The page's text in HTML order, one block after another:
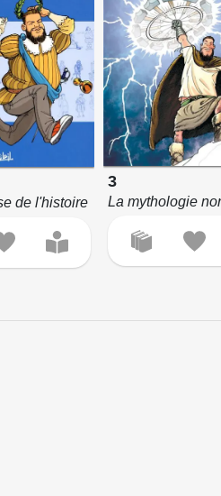
de l'histoire
3
La mythologie